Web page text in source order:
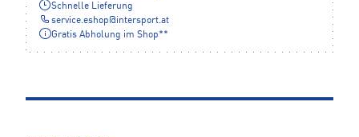
Schnelle Lieferung
service.eshop@intersport.at
Gratis Abholung im Shop**